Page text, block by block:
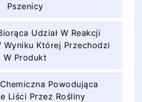
Pszenicy
Udział W Reakcji
Wyniku Której Przechodzi
W Produkt
Powodująca
Liści Przez Rośliny